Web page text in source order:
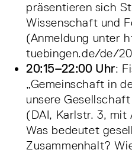
präsentieren sich
Wissenschaft und
(Anmeldung unter
tuebingen.de/de/
20:15–22:00 Uhr:
„Gemeinschaft in
unsere
(DAI, Karlstr. 3, mit
Was bedeutet
Zusammenhalt?